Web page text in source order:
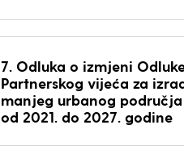
7. Odluka o izmjeni
Partnerskog vijeća za
manjeg urbanog
od 2021. do 2027. godine